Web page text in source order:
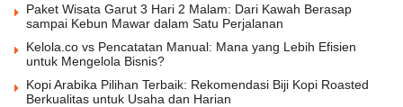
Paket Wisata Garut 3 Hari 2 Malam: Dari Kawah Berasap
sampai Kebun Mawar dalam Satu Perjalanan
Kelola.co vs Pencatatan Manual: Mana yang Lebih Efisien
untuk Mengelola Bisnis?
Kopi Arabika Pilihan Terbaik: Rekomendasi Biji Kopi Roasted
Berkualitas untuk Usaha dan Harian